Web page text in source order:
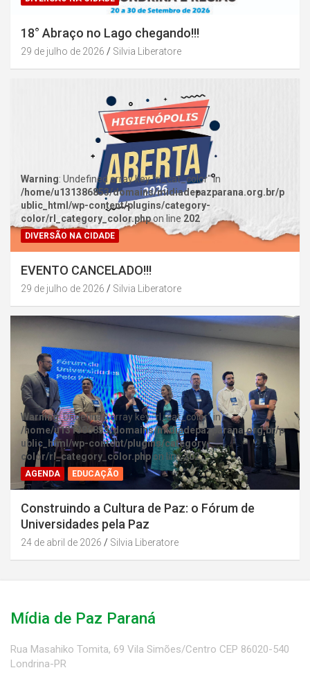
18° Abraço no Lago chegando!!!
29 de julho de 2026 Silvia Liberatore
Warning: Undefined array key "rl_cat_color" in
/home/u131386853/domains/midiadepazparana.org.br/p
ublic_html/wp-content/plugins/category-
color/rl_category_color.phpon line 202
DIVERSÃO NA CIDADE
EVENTO CANCELADO!!!
29 de julho de 2026 Silvia Liberatore
Warning: Undefined array key "rl_cat_color" in
/home/u131386853/domains/midiadepazparana.org.br/p
ublic_html/wp-content/plugins/category-
color/rl_category_color.phpon line202
AGENDA EDUCAÇÃO
Construindo a Cultura de Paz: o Fórum de
Universidades pela Paz
24 de abril de 2026 Silvia Liberatore
Mídia de Paz Paraná
Rua Masahiko Tomita, 69 Vila Simões/Centro CEP 86020-540
Londrina-PR